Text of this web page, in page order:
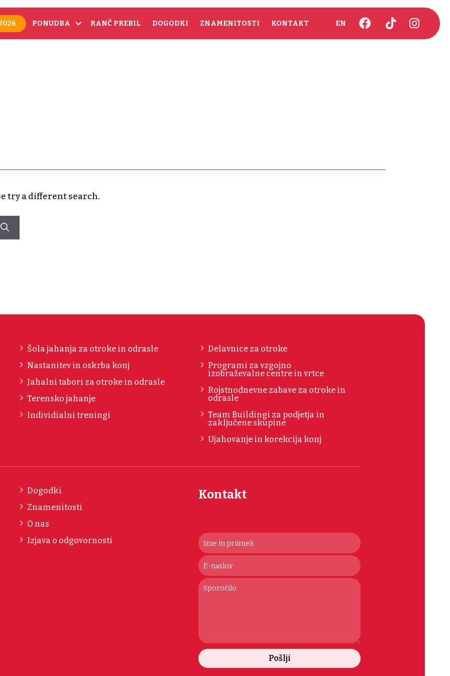
PONUDBA RANČ PREBIL DOGODKI ZNAMENITOSTI KONTAKT EN
try a different search.
Šola jahanja za otroke in odrasle
Nastanitev in oskrba konj
Jahalni tabori za otroke in odrasle
Terensko jahanje
Individialni treningi
Delavnice za otroke
Programi za vzgojno
izobraževalne centre in vrtce
Rojstnodnevne zabave za otroke in
odrasle
Team Buildingi za podjetja in
zaključene skupine
Ujahovanje in korekcija konj
Dogodki
Znamenitosti
O nas
Izjava o odgovornosti
Kontakt
Pošlji